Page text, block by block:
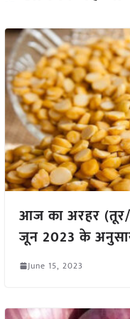
आज का अरहर (तूर/
जून 2023 के
June 15, 2023